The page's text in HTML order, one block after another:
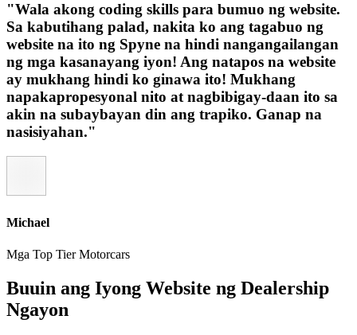
"Wala akong coding skills para bumuo ng website.
Sa kabutihang palad, nakita ko ang tagabuo ng
website na ito ng Spyne na hindi nangangailangan
ng mga kasanayang iyon! Ang natapos na website
ay mukhang hindi ko ginawa ito! Mukhang
napakapropesyonal nito at nagbibigay-daan ito sa
akin na subaybayan din ang trapiko. Ganap na
nasisiyahan."
Michael
Mga Top Tier Motorcars
Buuin ang Iyong Website ng Dealership
Ngayon